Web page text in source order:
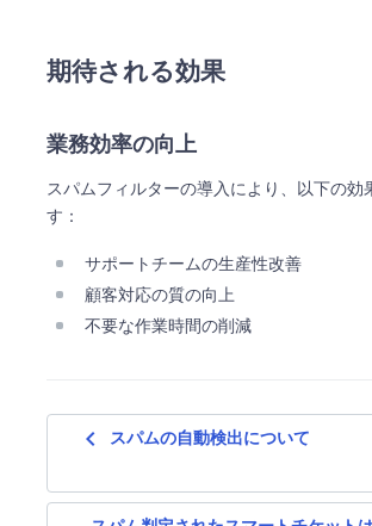
期待される効果
業務効率の向上
スパムフィルターの導入により、以下の効
す：
サポートチームの生産性改善
顧客対応の質の向上
不要な作業時間の削減
navigate_before スパムの自動検出について